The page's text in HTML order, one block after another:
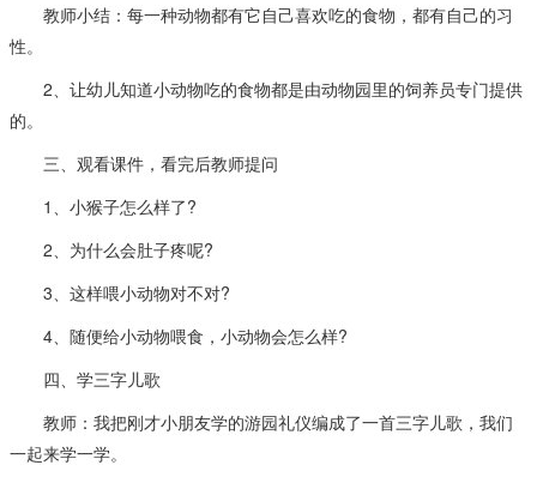
教师小结：每一种动物都有它自己喜欢吃的食物，都有自己的习
性。
2、让幼儿知道小动物吃的食物都是由动物园里的饲养员专门提供
的。
三、观看课件，看完后教师提问
1、小猴子怎么样了?
2、为什么会肚子疼呢?
3、这样喂小动物对不对?
4、随便给小动物喂食，小动物会怎么样?
四、学三字儿歌
教师：我把刚才小朋友学的游园礼仪编成了一首三字儿歌，我们
一起来学一学。